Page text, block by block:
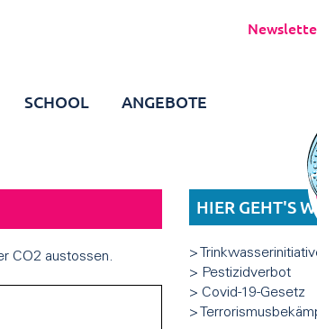
SCHOOL ANGEBOTE
CO2 austossen.
HIER GEHT'S
>
> Pestizidverbot
> Covid-19-Gesetz
>